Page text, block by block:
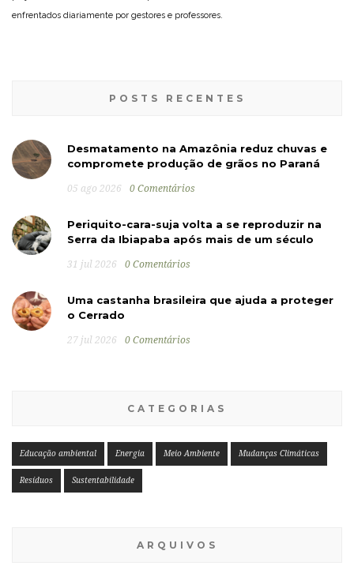
enfrentados diariamente por gestores e professores.
POSTS RECENTES
Desmatamento na Amazônia reduz chuvas e
compromete produção de grãos no Paraná
05 ago 2026 0 Comentários
Periquito-cara-suja volta a se reproduzir na
Serra da Ibiapaba após mais de um século
31 jul 2026 0 Comentários
Uma castanha brasileira que ajuda a proteger
o Cerrado
27 jul 2026 0 Comentários
CATEGORIAS
Educação ambiental Energia Meio Ambiente Mudanças Climáticas
Resíduos Sustentabilidade
ARQUIVOS